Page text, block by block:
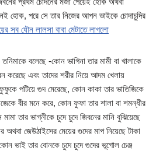
হোক, পরে সে তার নিজের আপন ভাইকে চোদাচুদির
সব যৌন লালসা বাবা মেটাতে লাগলো
বলেছে -কোন ভাগিনা তার মামী বা খালাকে
করেছে এবং তাদের শরীর নিয়ে আদম খেলায়
পটিয়ে গুদ মেরেছে, কোন কাকা তার ভাতিজিকে
বীর মনে করে, কোন ফুফা তার শালা বা শমন্ধীর
তার ভাগ্নীকে চুদে চুদে জিবনের মানি বুঝিয়েছে
জেউঠাইসের মেয়ের গুদের মাপ নিয়েছে টাকা
কোন ভাই তার বোনকে চুদে চুদে গুদের ভূগোল চেঞ্জ